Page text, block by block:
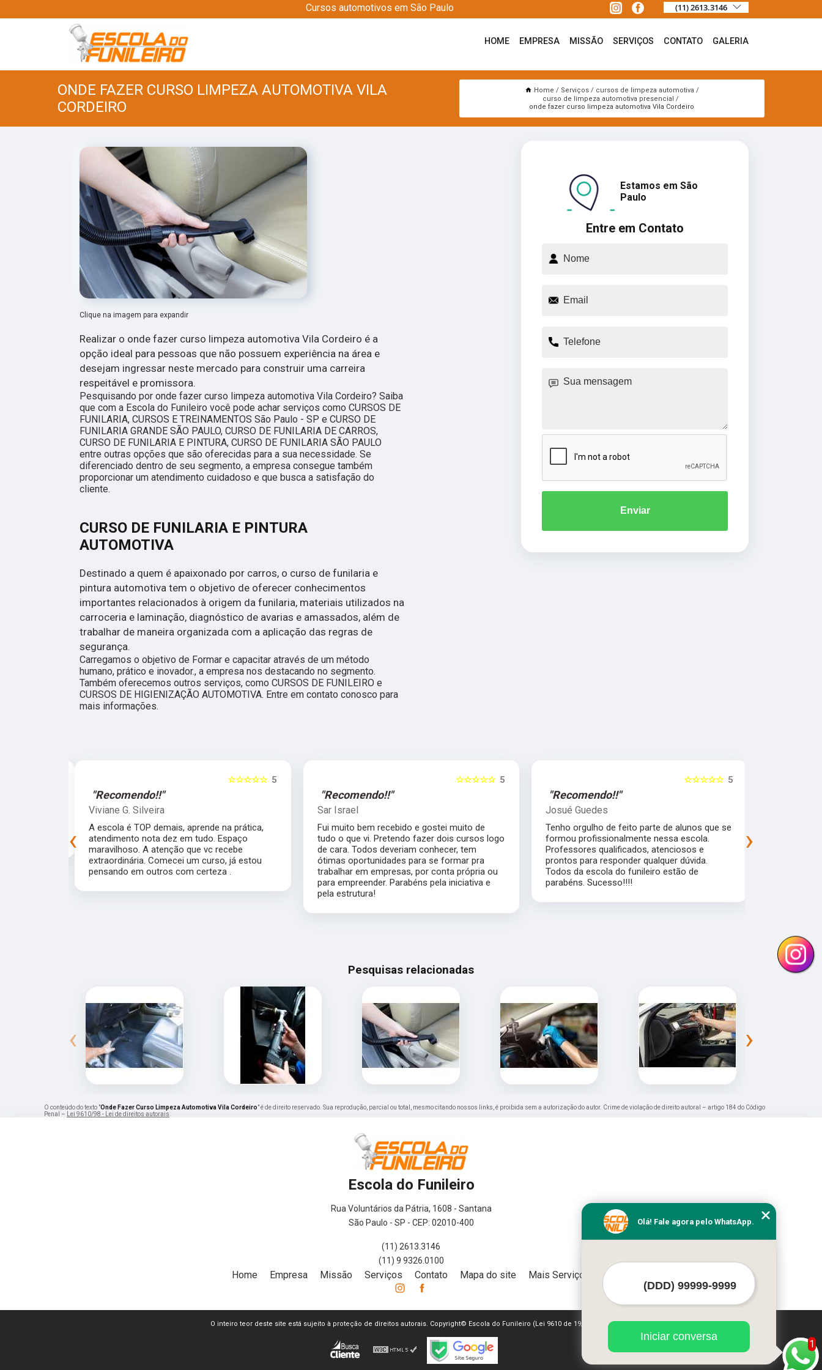
Cursos automotivos em São Paulo (11) 2613.3146
HOME EMPRESA MISSÃO SERVIÇOS CONTATO GALERIA
ONDE FAZER CURSO LIMPEZA AUTOMOTIVA VILA
CORDEIRO
Home Serviços
cursos de limpeza automotiva
curso de limpeza automotiva presencial
onde fazer curso limpeza automotiva Vila Cordeiro
Clique na imagem para expandir
Realizar o onde fazer curso limpeza automotiva Vila Cordeiro é a
opção ideal para pessoas que não possuem experiência na área e
desejam ingressar neste mercado para construir uma carreira
respeitável e promissora.
Pesquisando por onde fazer curso limpeza automotiva Vila Cordeiro? Saiba
que com a Escola do Funileiro você pode achar serviços como CURSOS DE
FUNILARIA, CURSOS E TREINAMENTOS São Paulo - SP e CURSO DE
FUNILARIA GRANDE SÃO PAULO, CURSO DE FUNILARIA DE CARROS,
CURSO DE FUNILARIA E PINTURA, CURSO DE FUNILARIA SÃO PAULO
entre outras opções que são oferecidas para a sua necessidade. Se
diferenciado dentro de seu segmento, a empresa consegue também
proporcionar um atendimento cuidadoso e que busca a satisfação do
cliente.
CURSO DE FUNILARIA E PINTURA
AUTOMOTIVA
Destinado a quem é apaixonado por carros, o curso de funilaria e
pintura automotiva tem o objetivo de oferecer conhecimentos
importantes relacionados à origem da funilaria, materiais utilizados na
carroceria e laminação, diagnóstico de avarias e amassados, além de
trabalhar de maneira organizada com a aplicação das regras de
segurança.
Carregamos o objetivo de Formar e capacitar através de um método
humano, prático e inovador., a empresa nos destacando no segmento.
Também oferecemos outros serviços, como CURSOS DE FUNILEIRO e
CURSOS DE HIGIENIZAÇÃO AUTOMOTIVA. Entre em contato conosco para
mais informações.
Entre em Contato
Estamos em São
Paulo
Enviar
5
☆☆☆☆☆
"Recomendo!!"
Viviane G. Silveira
A escola é TOP demais, aprende na prática,
atendimento nota dez em tudo. Espaço
maravilhoso. A atenção que vc recebe
extraordinária. Comecei um curso, já estou
pensando em outros com certeza .
5
☆☆☆☆☆
"Recomendo!!"
Sar Israel
Fui muito bem recebido e gostei muito de
tudo o que vi. Pretendo fazer dois cursos logo
de cara. Todos deveriam conhecer, tem
ótimas oportunidades para se formar pra
trabalhar em empresas, por conta própria ou
para empreender. Parabéns pela iniciativa e
pela estrutura!
5
☆☆☆☆☆
"Recomendo!!"
Josué Guedes
Tenho orgulho de feito parte de alunos que se
formou profissionalmente nessa escola.
Professores qualificados, atenciosos e
prontos para responder qualquer dúvida.
Todos da escola do funileiro estão de
parabéns. Sucesso!!!!
‹ ›
Pesquisas relacionadas
‹ ›
O conteúdo do texto "Onde Fazer Curso Limpeza Automotiva Vila Cordeiro" é de direito reservado. Sua reprodução, parcial ou total, mesmo citando nossos links, é proibida sem a autorização do autor. Crime de violação de direito autoral – artigo 184 do Código
Penal – Lei 9610/98 - Lei de direitos autorais.
Escola do Funileiro
Rua Voluntários da Pátria, 1608 - Santana
São Paulo - SP - CEP: 02010-400
(11) 2613.3146
(11) 9 9326.0100
Home Empresa Missão Serviços Contato Mapa do site Mais Serviços
O inteiro teor deste site está sujeito à proteção de direitos autorais. Copyright© Escola do Funileiro (Lei 9610 de 19/02/1998)
1
Olá! Fale agora pelo WhatsApp.
Iniciar conversa